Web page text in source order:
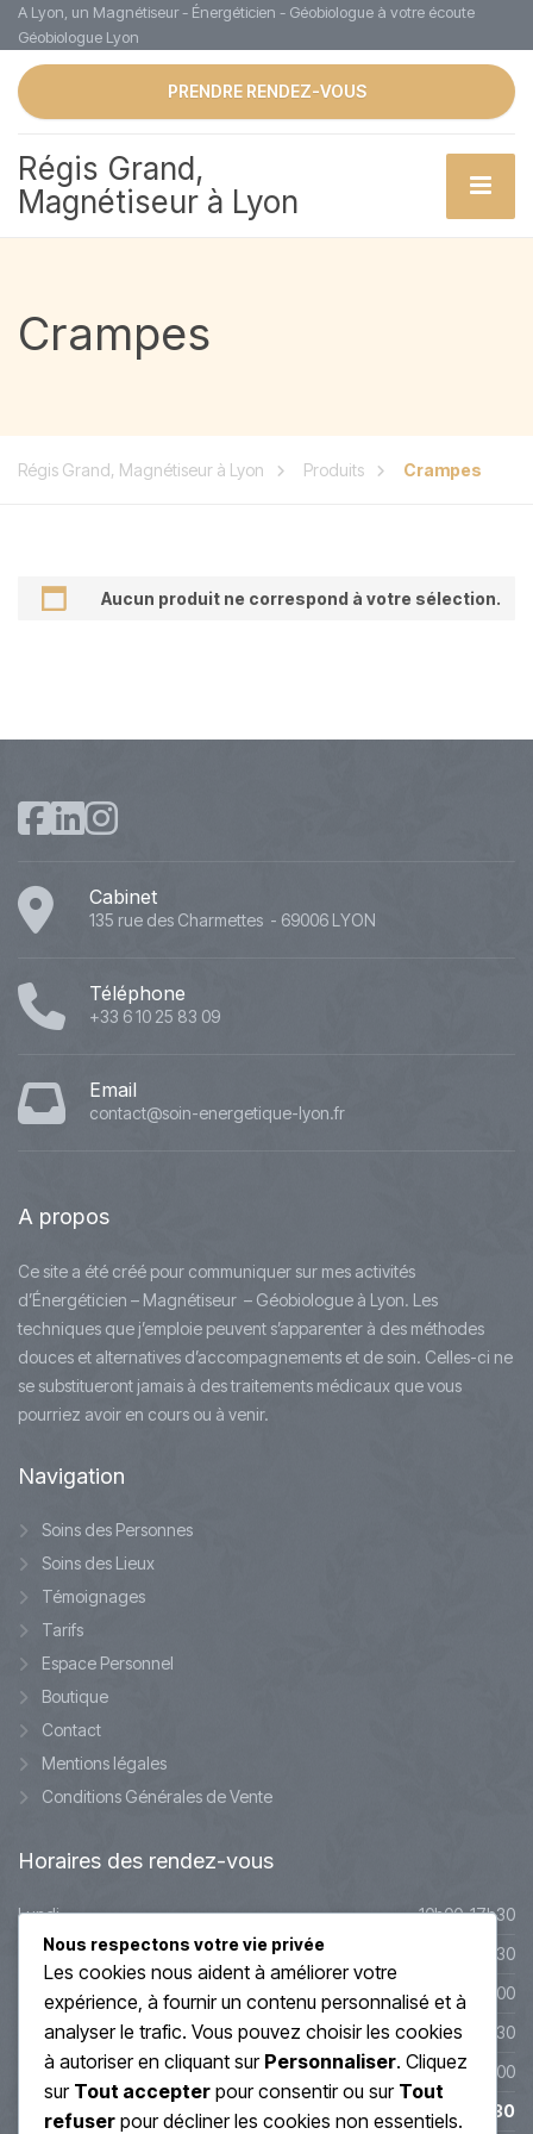
A Lyon, un Magnétiseur - Énergéticien - Géobiologue à votre écoute
Géobiologue Lyon
PRENDRE RENDEZ-VOUS
Régis Grand,
Magnétiseur à Lyon
Crampes
Régis Grand, Magnétiseur à Lyon Produits Crampes
Aucun produit ne correspond à votre sélection.
Cabinet
135 rue des Charmettes - 69006 LYON
Téléphone
+33 6 10 25 83 09
Email
contact@soin-energetique-lyon.fr
A propos
Ce site a été créé pour communiquer sur mes activités
d’Énergéticien – Magnétiseur – Géobiologue à Lyon. Les
techniques que j’emploie peuvent s’apparenter à des méthodes
douces et alternatives d’accompagnements et de soin. Celles-ci ne
se substitueront jamais à des traitements médicaux que vous
pourriez avoir en cours ou à venir.
Navigation
Soins des Personnes
Soins des Lieux
Témoignages
Tarifs
Espace Personnel
Boutique
Contact
Mentions légales
Conditions Générales de Vente
Horaires des rendez-vous
Lundi
10h00-17h30
Mardi
10h00-17h30
Mercredi
9h45-20h00
Jeudi
10h00-19h30
Vendredi
10h00-19h00
Samedi
10h00-17h30
Nous respectons votre vie privée
Les cookies nous aident à améliorer votre
expérience, à fournir un contenu personnalisé et à
analyser le trafic. Vous pouvez choisir les cookies
à autoriser en cliquant sur Personnaliser. Cliquez
sur Tout accepter pour consentir ou sur Tout
refuser pour décliner les cookies non essentiels.